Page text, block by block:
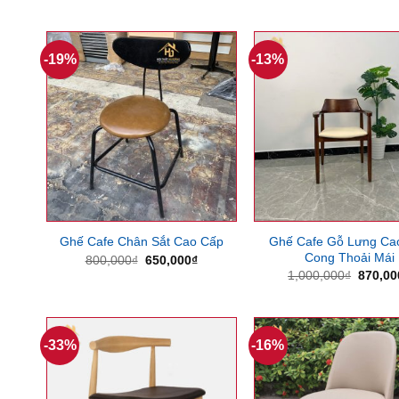
-19%
Ghế Cafe Chân Sắt Cao Cấp
800,000₫ Giá
650,000₫Giá
-13%
Ghế Cafe Gỗ Lưng
Cong Thoải Mái
1,000,000₫ Giá
-33% -16%